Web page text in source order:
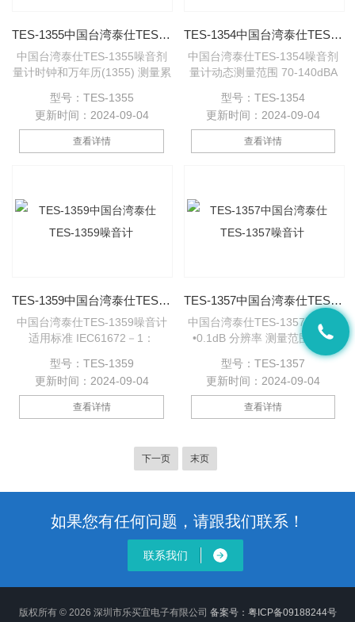
TES-1355中国台湾泰仕TES-1355噪音剂量计
中国台湾泰仕TES-1355噪音剂
量计时钟和万年历(1355) 测量累
计算机联机(1355)
型号：TES-1355
更新时间：2024-09-04
查看详情
TES-1354中国台湾泰仕TES-1354噪音剂量计
中国台湾泰仕TES-1354噪音剂
量计动态测量范围 70-140dBA
@1KHz 分辨率 0.1dB
型号：TES-1354
更新时间：2024-09-04
查看详情
TES-1359中国台湾泰仕TES-1359噪音计
中国台湾泰仕TES-1359噪音计
适用标准 IEC61672－1：
Type2 ANSIS1.4:1983 Type 2
测量范围 30dB至130dB 动态范
围 60dB 测量频率范围 31.5Hz
至8KHz 频率加权 A、C 时间加
型号：TES-1359
更新时间：2024-09-04
查看详情
TES-1357中国台湾泰仕TES-1357噪音计
中国台湾泰仕TES-1357噪音计
•0.1dB 分辨率 测量范围30到
130dB 快速/慢速之反应速率选
择 A和C 权衡网络选择
型号：TES-1357
更新时间：2024-09-04
查看详情
下一页 末页
如果您有任何问题，请跟我们联系！
联系我们
版权所有 © 2026 深圳市乐买宜电子有限公司 备案号：粤ICP备09188244号